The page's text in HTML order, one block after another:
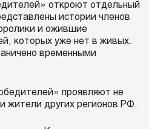
откроют отдельный
истории членов
и ожившие
которых уже нет в живых.
временными
проявляют не
жители других регионов РФ.